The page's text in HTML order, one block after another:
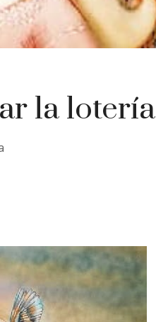
la lotería